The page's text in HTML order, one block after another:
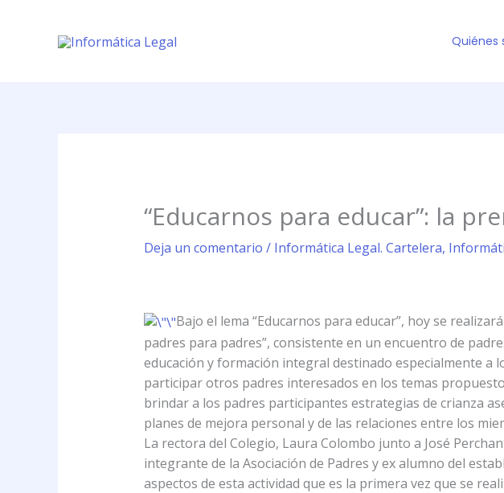
contenido
Quiénes
“Educarnos para educar”: la
Deja un comentario / Informática Legal. Cartelera,
Bajo el lema “Educarnos para educar”, hoy se
padres para padres”, consistente en un encuentro de
educación y formación integral destinado especialmente a
participar otros padres interesados en los temas
brindar a los padres participantes estrategias de crianza
planes de mejora personal y de las relaciones entre los
La rectora del Colegio, Laura Colombo junto a José
integrante de la Asociación de Padres y ex alumno del
aspectos de esta actividad que es la primera vez que se